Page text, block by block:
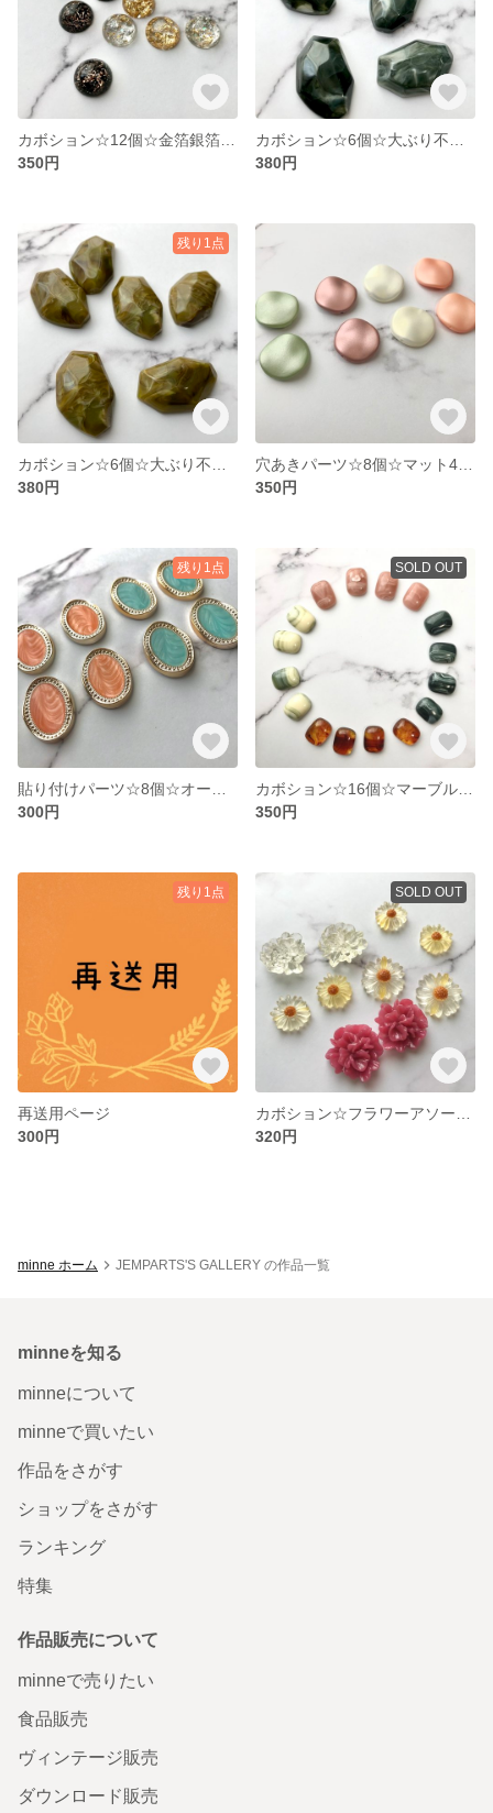
350円
380円
残り1点
380円
350円
残り1点
300円
SOLD OUT
350円
残り1点
再送用ページ
300円
SOLD OUT
320円
minne ホーム JEMPARTS'S GALLERY の作品一覧
minneを知る
minneについて
minneで買いたい
作品をさがす
ショップをさがす
ランキング
特集
作品販売について
minneで売りたい
食品販売
ヴィンテージ販売
ダウンロード販売